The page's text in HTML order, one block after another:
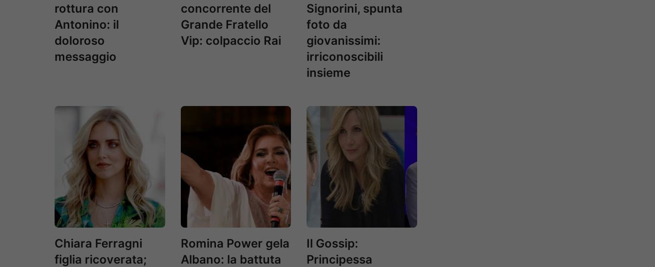
rottura con
Antonino: il
doloroso
messaggio
concorrente del
Grande Fratello
Vip: colpaccio Rai
Signorini, spunta
foto da
giovanissimi:
irriconoscibili
insieme
Chiara Ferragni
figlia ricoverata;
Romina Power gela
Albano: la battuta
Il Gossip:
Principessa